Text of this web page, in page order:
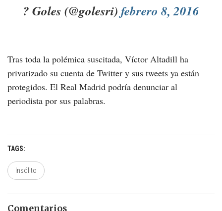
? Goles (@golesri) febrero 8, 2016
Tras toda la polémica suscitada, Víctor Altadill ha
privatizado su cuenta de Twitter y sus tweets ya están
protegidos. El Real Madrid podría denunciar al
periodista por sus palabras.
TAGS
Insólito
Comentarios